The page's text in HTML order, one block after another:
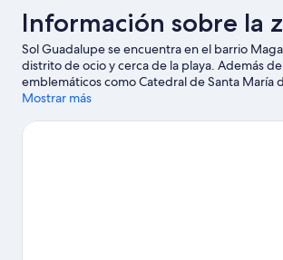
Información sobre la
Sol Guadalupe se encuentra en el barrio
distrito de ocio y cerca de la playa. Además
emblemáticos como Catedral de Santa María
de San Francisco de Asís, puedes darle un
¿Viajas con niños? Si es así, una buena opción
Mostrar más